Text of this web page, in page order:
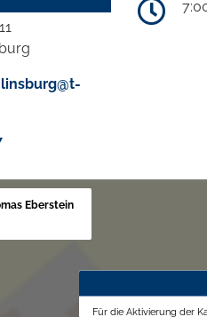
Eberstein
Für die Aktivierung der